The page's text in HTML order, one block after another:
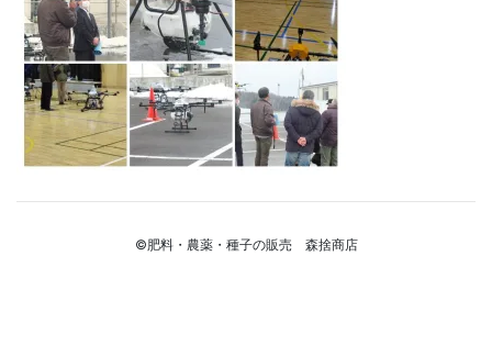
©肥料・農薬・種子の販売 森捨商店